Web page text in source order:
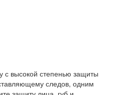
с высокой степенью защиты
следов, одним